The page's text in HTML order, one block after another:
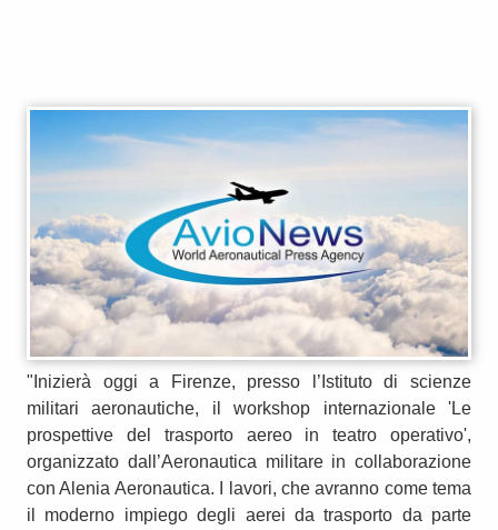
"Inizierà oggi a Firenze, presso l’Istituto di scienze
militari aeronautiche, il workshop internazionale 'Le
prospettive del trasporto aereo in teatro operativo',
organizzato dall’Aeronautica militare in collaborazione
con Alenia Aeronautica. I lavori, che avranno come tema
il moderno impiego degli aerei da trasporto da parte